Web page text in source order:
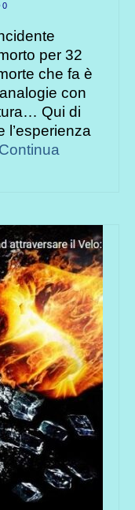
0
per 32
che fa è
con
Qui di
l’esperienza
Continua